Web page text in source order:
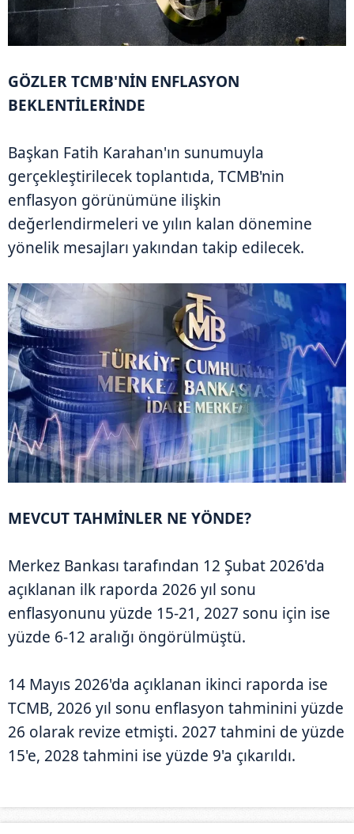
GÖZLER TCMB'NİN ENFLASYON
BEKLENTİLERİNDE
Başkan Fatih Karahan'ın sunumuyla
gerçekleştirilecek toplantıda, TCMB'nin
enflasyon görünümüne ilişkin
değerlendirmeleri ve yılın kalan dönemine
yönelik mesajları yakından takip edilecek.
MEVCUT TAHMİNLER NE YÖNDE?
Merkez Bankası tarafından 12 Şubat 2026'da
açıklanan ilk raporda 2026 yıl sonu
enflasyonunu yüzde 15-21, 2027 sonu için ise
yüzde 6-12 aralığı öngörülmüştü.
14 Mayıs 2026'da açıklanan ikinci raporda ise
TCMB, 2026 yıl sonu enflasyon tahminini yüzde
26 olarak revize etmişti. 2027 tahmini de yüzde
15'e, 2028 tahmini ise yüzde 9'a çıkarıldı.